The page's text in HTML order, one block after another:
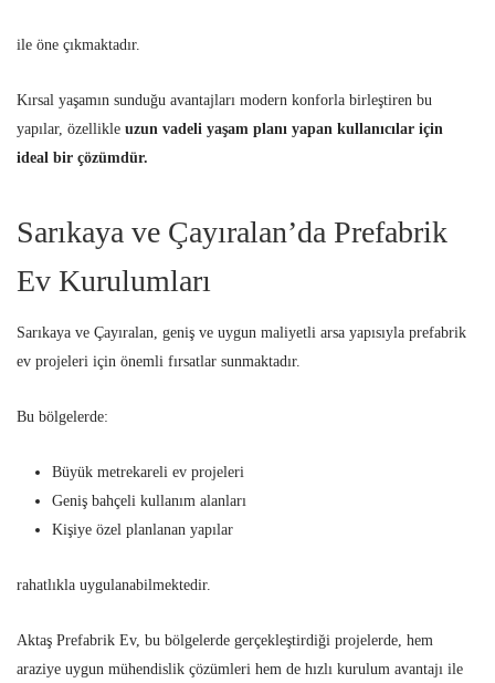
ile öne çıkmaktadır.
Kırsal yaşamın sunduğu avantajları modern konforla birleştiren bu
yapılar, özellikle uzun vadeli yaşam planı yapan kullanıcılar için
ideal bir çözümdür.
Sarıkaya ve Çayıralan’da Prefabrik
Ev Kurulumları
Sarıkaya ve Çayıralan, geniş ve uygun maliyetli arsa yapısıyla prefabrik
ev projeleri için önemli fırsatlar sunmaktadır.
Bu bölgelerde:
Büyük metrekareli ev projeleri
Geniş bahçeli kullanım alanları
Kişiye özel planlanan yapılar
rahatlıkla uygulanabilmektedir.
Aktaş Prefabrik Ev, bu bölgelerde gerçekleştirdiği projelerde, hem
araziye uygun mühendislik çözümleri hem de hızlı kurulum avantajı ile